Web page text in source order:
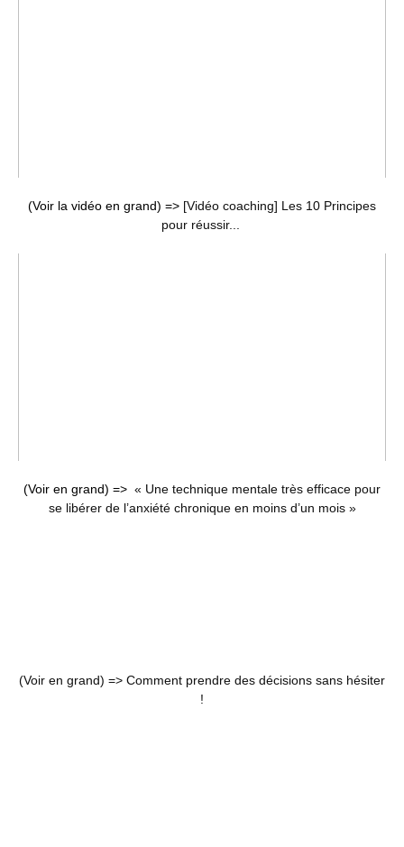
(Voir la vidéo en grand) => [Vidéo coaching] Les 10 Principes
pour réussir...
(Voir en grand) => « Une technique mentale très efficace pour
se libérer de l’anxiété chronique en moins d’un mois »
(Voir en grand) => Comment prendre des décisions sans hésiter
!